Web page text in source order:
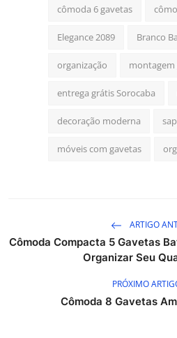
cômoda 6 gavetas
Elegance 2089 Branco
organização montagem
entrega grátis Sorocaba
decoração moderna
móveis com gavetas
ARTIGO
Cômoda Compacta 5 Gavetas
Organizar Seu
PRÓXIMO
Cômoda 8 Gavetas